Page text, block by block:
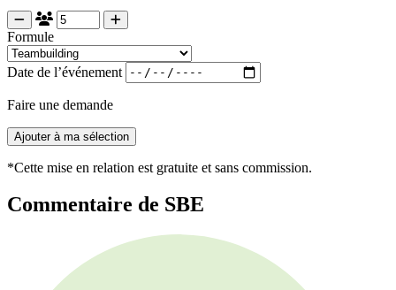
Formule
Date de l’événement
Faire une demande
Ajouter à ma sélection
*Cette mise en relation est gratuite et sans commission.
Commentaire de SBE